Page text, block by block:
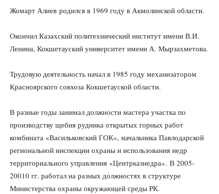
Жомарт Алиев родился в 1969 году в Акмолинской области.
Окончил Казахский политехнический институт имени В.И.
Ленина, Кокшетауский университет имени А. Мырзахметова.
Трудовую деятельность начал в 1985 году механизатором
Красноярского совхоза Кокшетауской области.
В разные годы занимал должности мастера участка по
производству щебня рудника открытых горных работ
комбината «Васильковский ГОК», начальника Павлодарской
региональной инспекции охраны и использования недр
территориального управления «Центрказнедра». В 2005-
20010 гг. работал на разных должностях в структуре
Министерства охраны окружающей среды РК.